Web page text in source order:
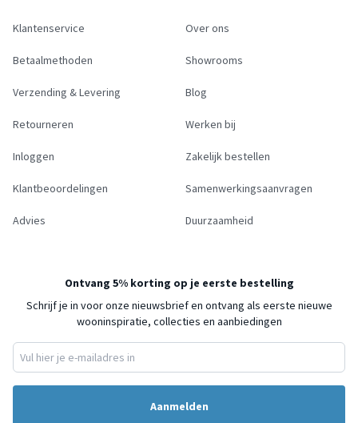
Klantenservice
Betaalmethoden
Verzending & Levering
Retourneren
Inloggen
Klantbeoordelingen
Advies
Over ons
Showrooms
Blog
Werken bij
Zakelijk bestellen
Samenwerkingsaanvragen
Duurzaamheid
Ontvang 5% korting op je eerste bestelling
Schrijf je in voor onze nieuwsbrief en ontvang als eerste nieuwe
wooninspiratie, collecties en aanbiedingen
Aanmelden